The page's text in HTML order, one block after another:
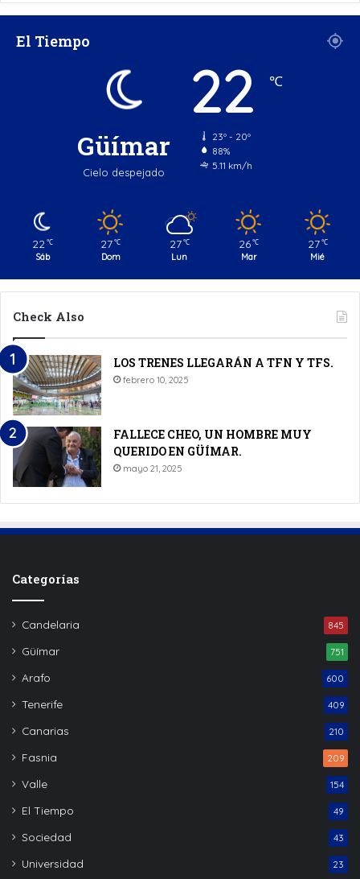
El Tiempo
Güímar
Cielo despejado
22 ℃
23º - 20º
88%
5.11 km/h
22 ℃
Sáb
27 ℃
Dom
27 ℃
Lun
26 ℃
Mar
27 ℃
Mié
Check Also
LOS TRENES LLEGARÁN A TFN Y TFS.
febrero 10, 2025
FALLECE CHEO, UN HOMBRE MUY
QUERIDO EN GÜÍMAR.
mayo 21, 2025
Categorías
Candelaria 845
Güímar 751
Arafo 600
Tenerife 409
Canarias 210
Fasnia 209
Valle 154
El Tiempo 49
Sociedad 43
Universidad 23